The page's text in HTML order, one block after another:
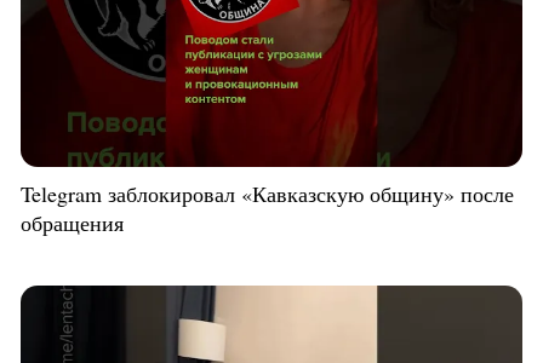
Telegram заблокировал «Кавказскую общину» после
обращения